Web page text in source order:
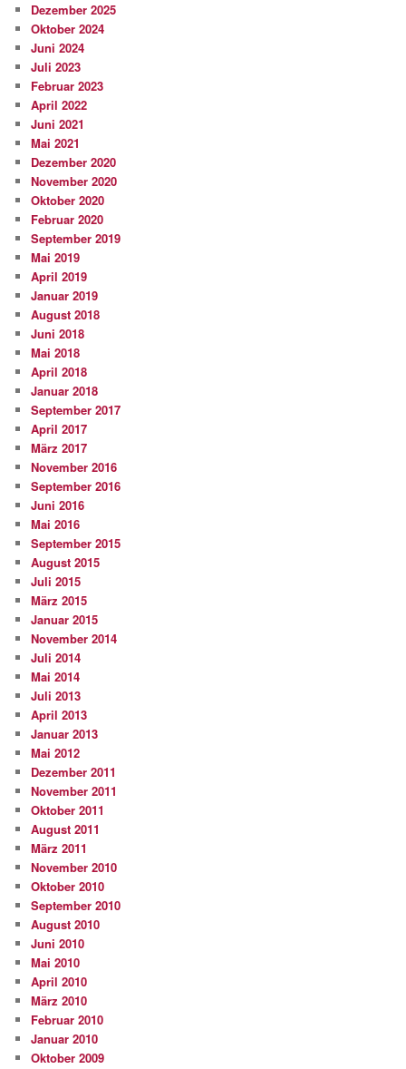
Dezember 2025
Oktober 2024
Juni 2024
Juli 2023
Februar 2023
April 2022
Juni 2021
Mai 2021
Dezember 2020
November 2020
Oktober 2020
Februar 2020
September 2019
Mai 2019
April 2019
Januar 2019
August 2018
Juni 2018
Mai 2018
April 2018
Januar 2018
September 2017
April 2017
März 2017
November 2016
September 2016
Juni 2016
Mai 2016
September 2015
August 2015
Juli 2015
März 2015
Januar 2015
November 2014
Juli 2014
Mai 2014
Juli 2013
April 2013
Januar 2013
Mai 2012
Dezember 2011
November 2011
Oktober 2011
August 2011
März 2011
November 2010
Oktober 2010
September 2010
August 2010
Juni 2010
Mai 2010
April 2010
März 2010
Februar 2010
Januar 2010
Oktober 2009